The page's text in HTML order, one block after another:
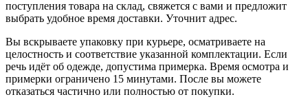
поступления товара на склад, свяжется с вами и предложит
выбрать удобное время доставки. Уточнит адрес.
Вы вскрываете упаковку при курьере, осматриваете на
целостность и соответствие указанной комплектации. Если
речь идёт об одежде, допустима примерка. Время осмотра и
примерки ограничено 15 минутами. После вы можете
отказаться частично или полностью от покупки.